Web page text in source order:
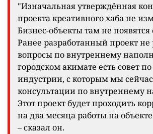
"Изначальная утверждённая
проекта креативного хаба не
Бизнес-объекты там не
Ранее разработанный проект не
вопросы по внутреннему
городском акимате есть совет
индустрии, с которым мы
консультации по внутреннему
Этот проект будет проходить
на два месяца работы на
– сказал он.